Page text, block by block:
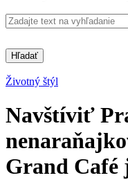
Hľadať
Životný štýl
Navštíviť
Grand Café